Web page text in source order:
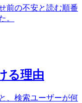
前の不安と読む順番
。
る理由
、検索ユーザーが何